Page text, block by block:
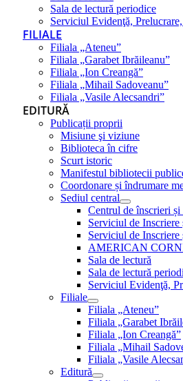
Sala de lectură periodice
Serviciul Evidenţă,
FILIALE
Filiala „Ateneu”
Filiala „Garabet Ibrăileanu”
Filiala „Ion Creangă”
Filiala „Mihail Sadoveanu”
Filiala „Vasile Alecsandri”
EDITURĂ
Publicații proprii
Misiune şi viziune
Biblioteca în cifre
Scurt istoric
Manifestul bibliotecii
Coordonare și îndrumare
Sediul central
Centrul de înscrieri și
Serviciul de
Serviciul de
AMERICAN
Sala de lectură
Sala de lectură
Serviciul Evidenţă,
Filiale
Filiala „Ateneu”
Filiala „Garabet
Filiala „Ion Creangă”
Filiala „Mihail
Filiala „Vasile
Editură